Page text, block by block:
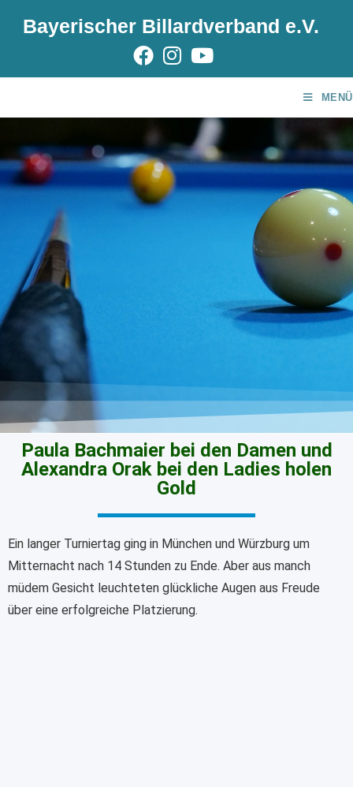
Bayerischer Billardverband e.V.
MENÜ
Paula Bachmaier bei den Damen und
Alexandra Orak bei den Ladies holen
Gold
Ein langer Turniertag ging in München und Würzburg um
Mitternacht nach 14 Stunden zu Ende. Aber aus manch
müdem Gesicht leuchteten glückliche Augen aus Freude
über eine erfolgreiche Platzierung.